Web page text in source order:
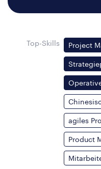
Top-Skills Project
agiles
Product